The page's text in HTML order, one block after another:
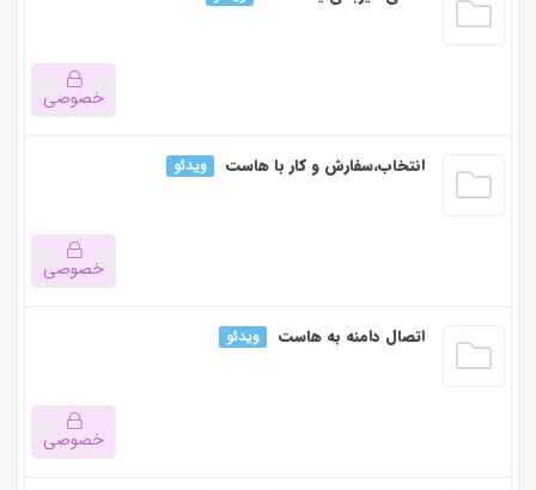
37:17
ویدیو
خصوصی
این بخش خصوصی می باشد. برای دسترسی کامل به دروس این
انتخاب،سفارش و کار با هاست ویدئو
خصوصی
این بخش خصوصی می باشد. برای دسترسی کامل به دروس این
اتصال دامنه به هاست ویدئو
خصوصی